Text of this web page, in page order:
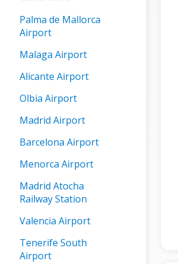
Palma de Mallorca
Airport
Malaga Airport
Alicante Airport
Olbia Airport
Madrid Airport
Barcelona Airport
Menorca Airport
Madrid Atocha
Railway Station
Valencia Airport
Tenerife South
Airport